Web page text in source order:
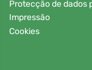
Protecção de dados
Impressão
Cookies